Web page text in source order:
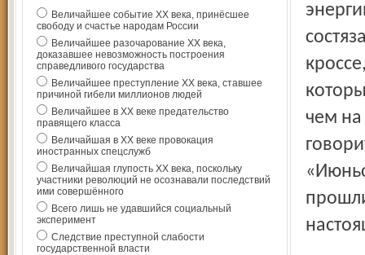
Величайшее событие ХХ века, принёсшее
свободу и счастье народам России
Величайшее разочарование ХХ века,
доказавшее невозможность построения
справедливого государства
Величайшее преступление ХХ века, ставшее
причиной гибели миллионов людей
Величайшее в ХХ веке предательство
правящего класса
Величайшая в ХХ веке провокация
иностранных спецслужб
Величайшая глупость ХХ века, поскольку
участники революций не осознавали последствий
ими совершённого
Всего лишь не удавшийся социальный
эксперимент
Следствие преступной слабости
государственной власти
чем на